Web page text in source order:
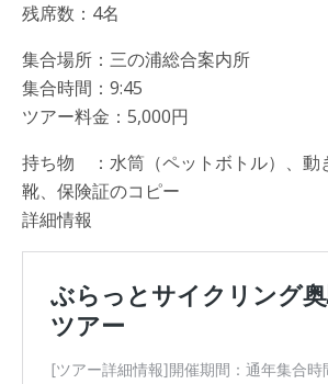
残席数：4名
集合場所：三の浦総合案内所
集合時間：9:45
ツアー料金：5,000円
持ち物 ：水筒（ペットボトル）、動
靴、保険証のコピー
詳細情報